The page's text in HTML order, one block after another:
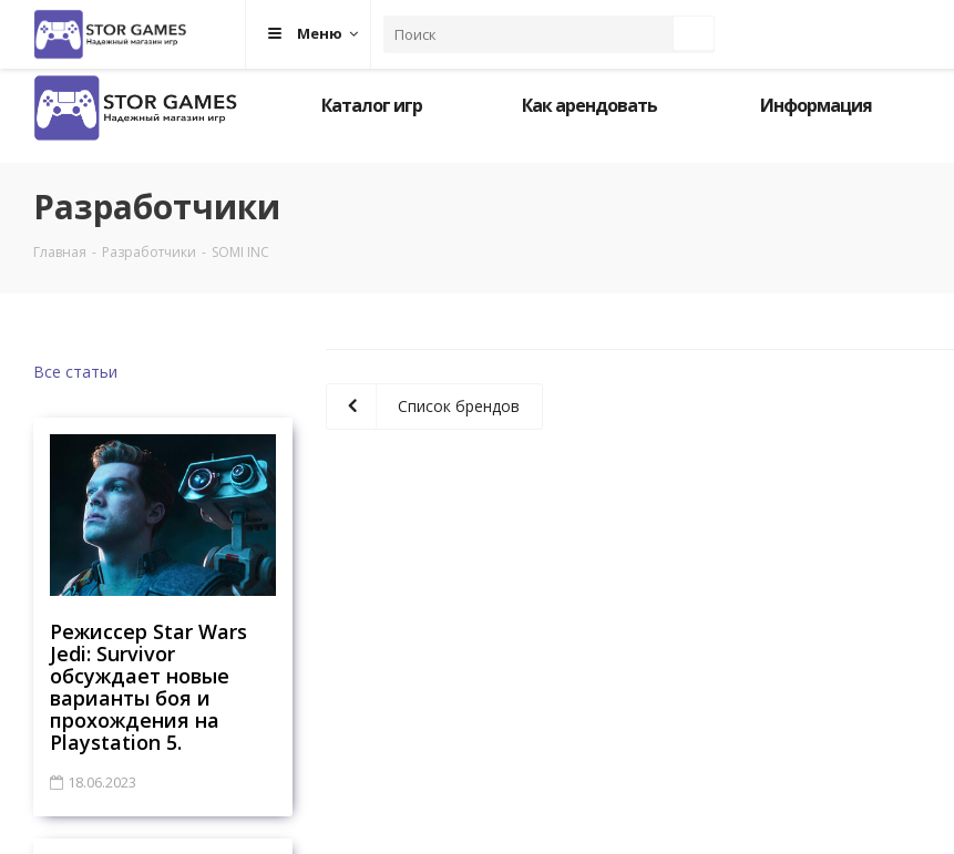
Каталог игр Как арендовать Информация
Меню
Разработчики
Главная - Разработчики - SOMI INC
Список брендов
Все статьи
Режиссер Star Wars
Jedi: Survivor
обсуждает новые
варианты боя и
прохождения на
Playstation 5.
18.06.2023